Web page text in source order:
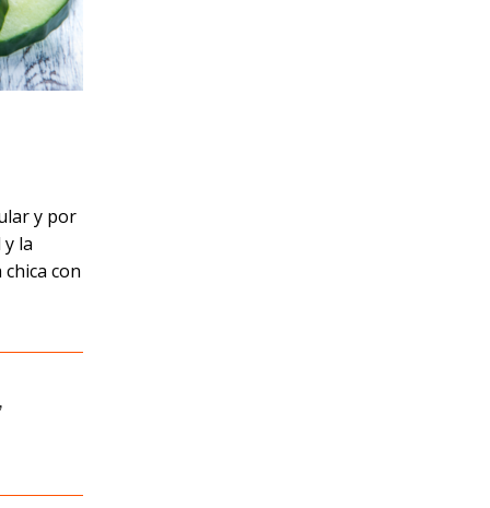
y por
la
con